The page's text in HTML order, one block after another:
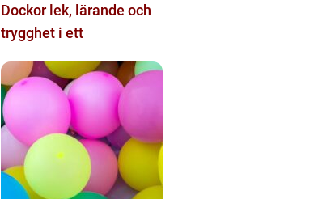
Dockor lek, lärande och
trygghet i ett